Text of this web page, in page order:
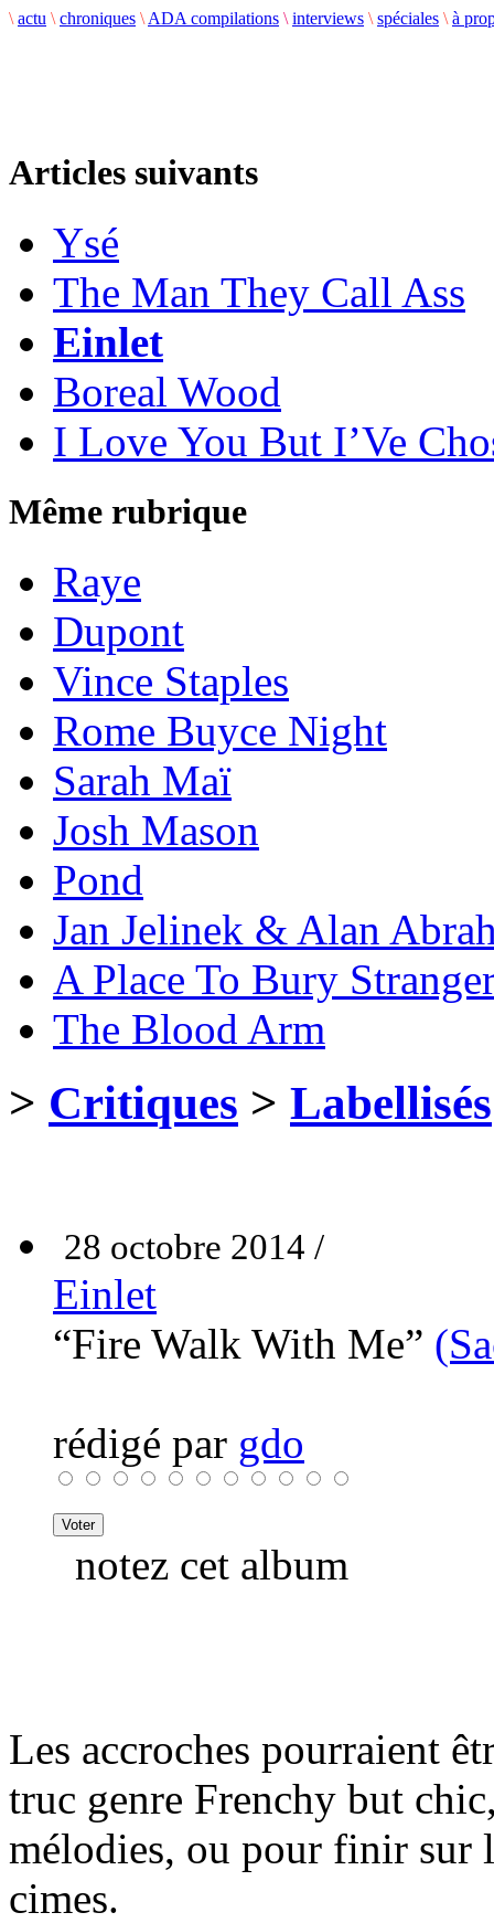
\ actu \ chroniques \ ADA compilations \ interviews \ spéciales \ à
Articles suivants
Ysé
The Man They Call Ass
Einlet
Boreal Wood
I Love You But I’Ve
Même rubrique
Raye
Dupont
Vince Staples
Rome Buyce Night
Sarah Maï
Josh Mason
Pond
Jan Jelinek & Alan
A Place To Bury
The Blood Arm
> Critiques > Labellisés
28 octobre 2014 /
Einlet
“Fire Walk With Me”
rédigé par gdo
notez cet album
Les accroches pourraient
truc genre Frenchy but
mélodies, ou pour finir sur
cimes.